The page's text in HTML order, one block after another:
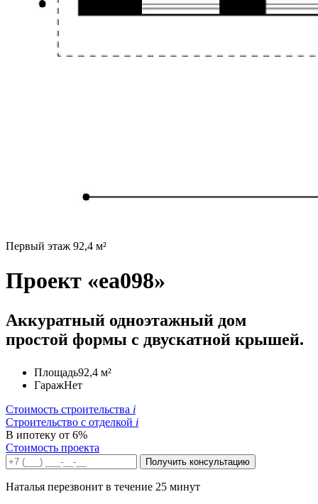
Первый этаж 92,4 м²
Проект «ea098»
Аккуратный одноэтажный дом
простой формы с двускатной крышей.
Площадь92,4 м²
ГаражНет
Стоимость строительства i
Строительство c отделкой i
В ипотеку от 6%
Стоимость проекта
Получить консультацию
Наталья перезвонит в течение 25 минут